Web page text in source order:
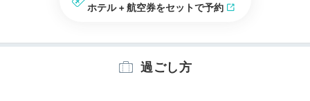
ホテル + 航空券をセットで予約
過ごし方